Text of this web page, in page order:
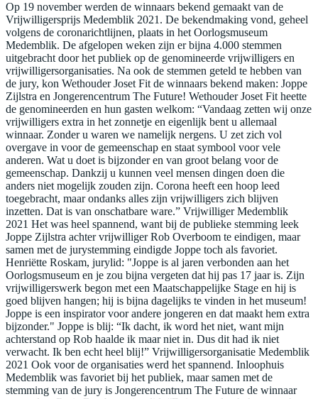
Op 19 november werden de winnaars bekend gemaakt van de
Vrijwilligersprijs Medemblik 2021. De bekendmaking vond, geheel
volgens de coronarichtlijnen, plaats in het Oorlogsmuseum
Medemblik. De afgelopen weken zijn er bijna 4.000 stemmen
uitgebracht door het publiek op de genomineerde vrijwilligers en
vrijwilligersorganisaties. Na ook de stemmen geteld te hebben van
de jury, kon Wethouder Joset Fit de winnaars bekend maken: Joppe
Zijlstra en Jongerencentrum The Future! Wethouder Joset Fit heette
de genomineerden en hun gasten welkom: “Vandaag zetten wij onze
vrijwilligers extra in het zonnetje en eigenlijk bent u allemaal
winnaar. Zonder u waren we namelijk nergens. U zet zich vol
overgave in voor de gemeenschap en staat symbool voor vele
anderen. Wat u doet is bijzonder en van groot belang voor de
gemeenschap. Dankzij u kunnen veel mensen dingen doen die
anders niet mogelijk zouden zijn. Corona heeft een hoop leed
toegebracht, maar ondanks alles zijn vrijwilligers zich blijven
inzetten. Dat is van onschatbare ware.” Vrijwilliger Medemblik
2021 Het was heel spannend, want bij de publieke stemming leek
Joppe Zijlstra achter vrijwilliger Rob Overboom te eindigen, maar
samen met de jurystemming eindigde Joppe toch als favoriet.
Henriëtte Roskam, jurylid: "Joppe is al jaren verbonden aan het
Oorlogsmuseum en je zou bijna vergeten dat hij pas 17 jaar is. Zijn
vrijwilligerswerk begon met een Maatschappelijke Stage en hij is
goed blijven hangen; hij is bijna dagelijks te vinden in het museum!
Joppe is een inspirator voor andere jongeren en dat maakt hem extra
bijzonder." Joppe is blij: “Ik dacht, ik word het niet, want mijn
achterstand op Rob haalde ik maar niet in. Dus dit had ik niet
verwacht. Ik ben echt heel blij!” Vrijwilligersorganisatie Medemblik
2021 Ook voor de organisaties werd het spannend. Inloophuis
Medemblik was favoriet bij het publiek, maar samen met de
stemming van de jury is Jongerencentrum The Future de winnaar